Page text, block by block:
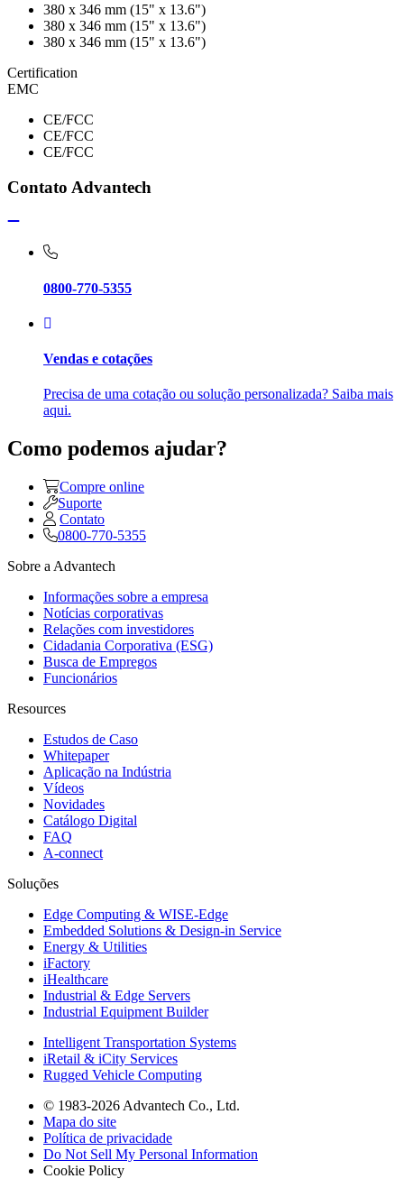
380 x 346 mm (15" x 13.6")
380 x 346 mm (15" x 13.6")
380 x 346 mm (15" x 13.6")
Certification
EMC
CE/FCC
CE/FCC
CE/FCC
Contato Advantech
0800-770-5355
Vendas e cotações
Precisa de uma cotação ou solução personalizada? Saiba mais
aqui.
Como podemos ajudar?
Compre online
Suporte
Contato
0800-770-5355
Sobre a Advantech
Informações sobre a empresa
Notícias corporativas
Relações com investidores
Cidadania Corporativa (ESG)
Busca de Empregos
Funcionários
Resources
Estudos de Caso
Whitepaper
Aplicação na Indústria
Vídeos
Novidades
Catálogo Digital
FAQ
A-connect
Soluções
Edge Computing & WISE-Edge
Embedded Solutions & Design-in Service
Energy & Utilities
iFactory
iHealthcare
Industrial & Edge Servers
Industrial Equipment Builder
Intelligent Transportation Systems
iRetail & iCity Services
Rugged Vehicle Computing
© 1983-2026 Advantech Co., Ltd.
Mapa do site
Política de privacidade
Do Not Sell My Personal Information
Cookie Policy